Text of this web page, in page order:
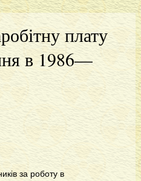
плату
в 1986—
за роботу в